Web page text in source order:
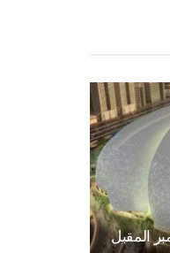
المقبل